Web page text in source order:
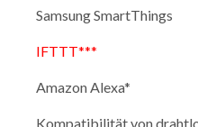
Samsung SmartThings
IFTTT***
Amazon Alexa*
Kompatibilität von